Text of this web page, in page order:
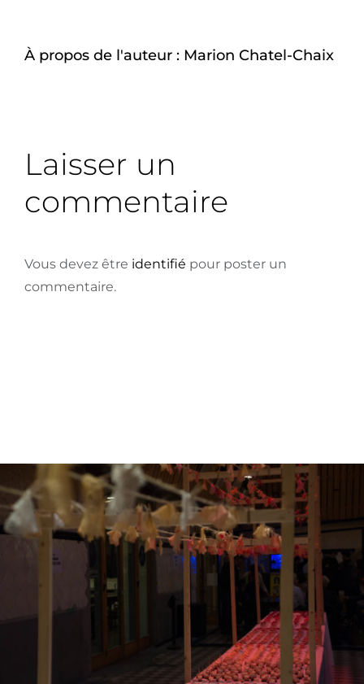
À propos de l'auteur : Marion Chatel-Chaix
Laisser un
commentaire
Vous devez être identifié pour poster un
commentaire.